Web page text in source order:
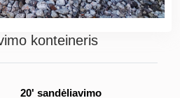
konteineris
20' sandėliavimo